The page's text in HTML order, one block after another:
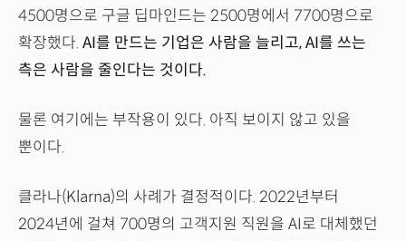
4500명으로 구글 딥마인드는 2500명에서 7700명으로
확장했다. AI를 만드는 기업은 사람을 늘리고, AI를 쓰는
측은 사람을 줄인다는 것이다.
물론 여기에는 부작용이 있다. 아직 보이지 않고 있을
뿐이다.
클라나(Klarna)의 사례가 결정적이다. 2022년부터
2024년에 걸쳐 700명의 고객지원 직원을 AI로 대체했던